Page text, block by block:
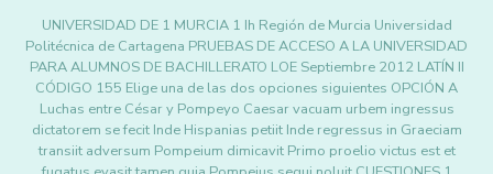
UNIVERSIDAD DE 1 MURCIA 1 Ih Región de Murcia Universidad
Politécnica de Cartagena PRUEBAS DE ACCESO A LA UNIVERSIDAD
PARA ALUMNOS DE BACHILLERATO LOE Septiembre 2012 LATÍN II
CÓDIGO 155 Elige una de las dos opciones siguientes OPCIÓN A
Luchas entre César y Pompeyo Caesar vacuam urbem ingressus
dictatorem se fecit Inde Hispanias petiit Inde regressus in Graeciam
transiit adversum Pompeium dimicavit Primo proelio victus est et